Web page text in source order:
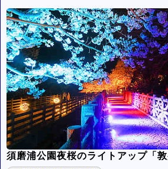
須磨浦公園夜桜のライトアップ「敦